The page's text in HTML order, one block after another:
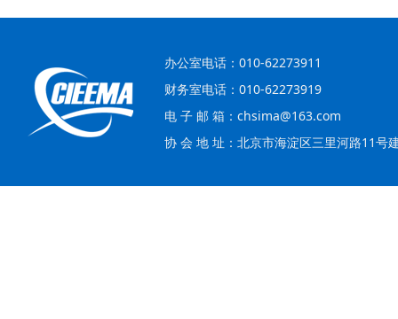
办公室电话：010-62273911
财务室电话：010-62273919
电 子 邮 箱：chsima@163.com
协 会 地 址：北京市海淀区三里河路11号